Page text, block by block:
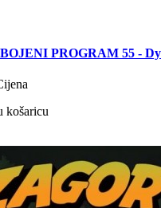
PROGRAM 55 -
košaricu